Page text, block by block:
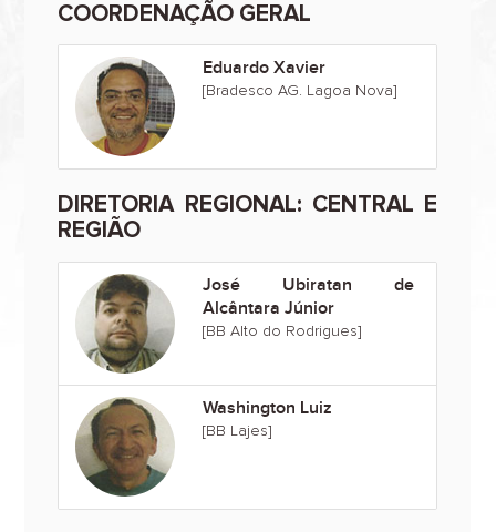
COORDENAÇÃO GERAL
Eduardo Xavier
[Bradesco AG. Lagoa Nova]
DIRETORIA REGIONAL: CENTRAL E
REGIÃO
José Ubiratan de
Alcântara Júnior
[BB Alto do Rodrigues]
Washington Luiz
[BB Lajes]